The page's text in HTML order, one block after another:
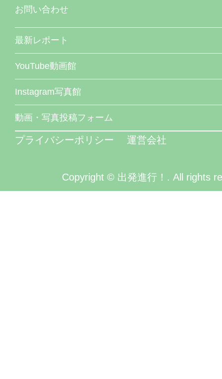
お問い合わせ
最新レポート
YouTube動画館
Instagram写真館
動画・写真投稿フォーム
プライバシーポリシー 運営会社
Copyright © 出発進行！. All rights